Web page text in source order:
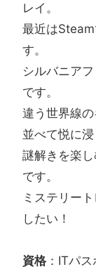
レイ。
最近は
す。
シルバニア
です。
違う世界線
並べて悦に浸
謎解きを楽
です。
ミステリー
したい！
資格 ：ITパ